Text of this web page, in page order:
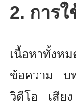
2. การ
เนื้อหาทั้
ข้อความ บ
วิดีโอ เสีย